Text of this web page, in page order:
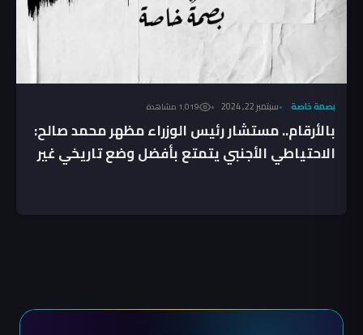
بصمة خاصة سبتمبر 22, 2024 1٬019 مشاهدة
بالأرقام.. مستشار رئيس الوزراء مظهر محمد صالح:
الاحتياطي الأجنبي يتمتع بأفضل وضع تاريخي غير